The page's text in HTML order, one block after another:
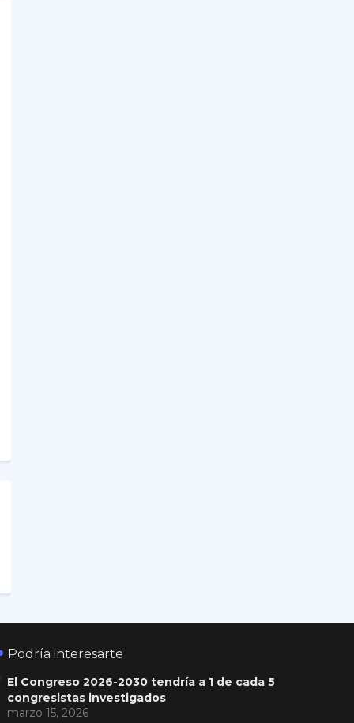
Podría interesarte
El Congreso 2026-2030 tendría a 1 de cada 5
congresistas investigados
marzo 15, 2026